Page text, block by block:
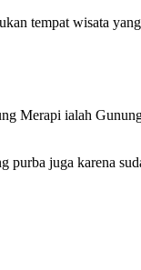
tempat wisata
Merapi ialah
purba juga karena